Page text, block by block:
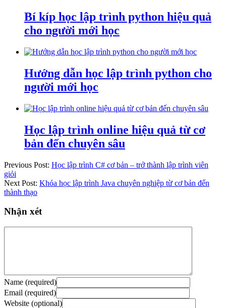
Bí kíp học lập trình python hiệu quả
cho người mới học
Hướng dẫn học lập trình python cho
người mới học
Học lập trình online hiệu quả từ cơ
bản đến chuyên sâu
Previous Post: Học lập trình C# cơ bản – trở thành lập trình viên
giỏi
Next Post: Khóa học lập trình Java chuyên nghiệp từ cơ bản đến
thành thạo
Nhận xét
Name (required)
Email (required)
Website (optional)